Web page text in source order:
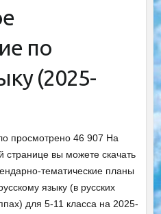
по
(2025-
просмотрено 46 907 На
странице вы можете скачать
тематические планы
языку (в русских
для 5-11 класса на 2025-